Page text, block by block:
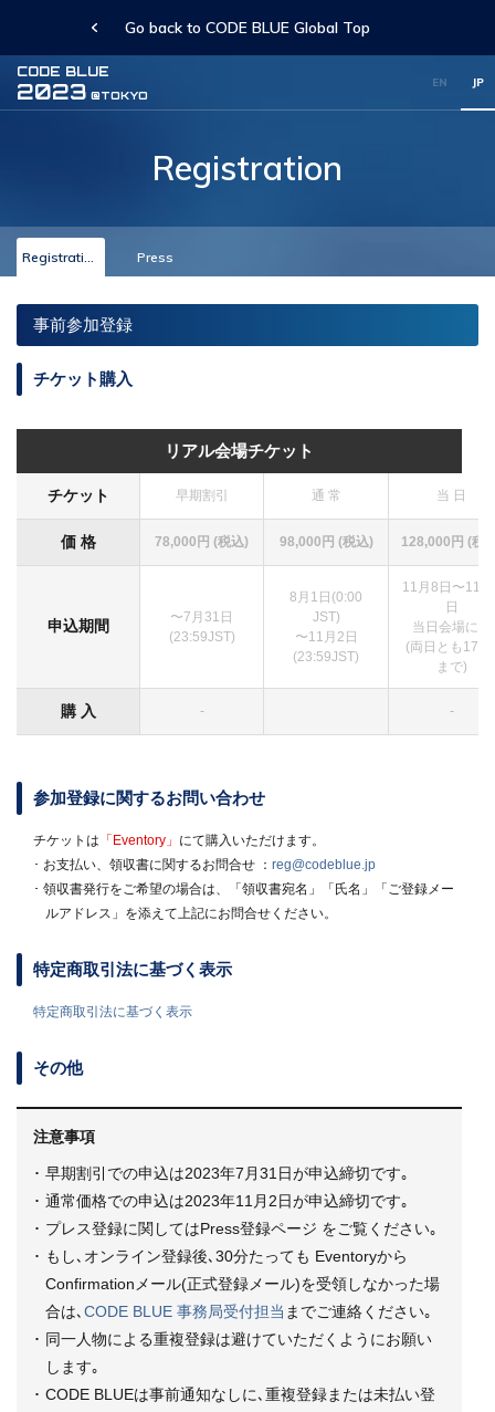
Go back to CODE BLUE Global Top
CODE BLUE
2023 @TOKYO
EN JP
Registration
Registration Press
事前参加登録
チケット購入
リアル会場チケット
チケット 早期割引 通 常 当 日
価 格 78,000円 (税込) 98,000円 (税込) 128,000円 (税
申込期間
〜7月31日
(23:59JST)
8月1日(0:00
JST)
〜11月2日
(23:59JST)
11月8日〜11
日
当日会場にて
(両日とも
まで)
購 入 - -
参加登録に関するお問い合わせ
チケットは 「Eventory」 にて購入いただけます。
･ お支払い、領収書に関するお問合せ ： reg@codeblue.jp
･ 領収書発行をご希望の場合は、「領収書宛名」「氏名」「ご登録メー
ルアドレス」を添えて上記にお問合せください。
特定商取引法に基づく表示
特定商取引法に基づく表示
その他
注意事項
･ 早期割引での申込は2023年7月31日が申込締切です｡
･ 通常価格での申込は2023年11月2日が申込締切です｡
･ プレス登録に関してはPress登録ページ をご覧ください｡
･ もし､オンライン登録後､30分たっても Eventoryから
Confirmationメール(正式登録メール)を受領しなかった場
合は､ CODE BLUE 事務局受付担当 までご連絡ください｡
･ 同一人物による重複登録は避けていただくようにお願い
します｡
･ CODE BLUEは事前通知なしに､重複登録または未払い登